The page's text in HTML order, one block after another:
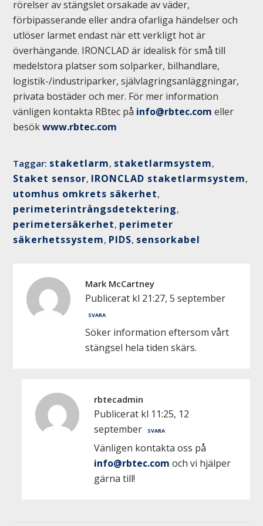
rörelser av stängslet orsakade av väder,
förbipasserande eller andra ofarliga händelser och
utlöser larmet endast när ett verkligt hot är
överhängande. IRONCLAD är idealisk för små till
medelstora platser som solparker, bilhandlare,
logistik-/industriparker, självlagringsanläggningar,
privata bostäder och mer. För mer information
vänligen kontakta RBtec på info@rbtec.com eller
besökwww.rbtec.com
Taggar: staketlarm, staketlarmsystem,
Staket sensor, IRONCLAD staketlarmsystem,
utomhus omkrets säkerhet,
perimeterintrångsdetektering,
perimetersäkerhet, perimeter
säkerhetssystem, PIDS, sensorkabel
Mark McCartney
Publicerat kl 21:27, 5 september
SVARA
Söker information eftersom vårt
stängsel hela tiden skärs.
rbtecadmin
Publicerat kl 11:25, 12
september
SVARA
Vänligen kontakta oss på
info@rbtec.com och vi hjälper
gärna till!